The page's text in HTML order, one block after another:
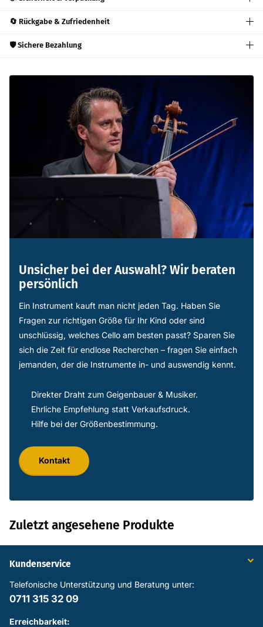
🔄 Rückgabe & Zufriedenheit
🛡️ Sichere Bezahlung
Unsicher bei der Auswahl? Wir beraten
persönlich
Ein Instrument kauft man nicht jeden Tag. Haben Sie
Fragen zur richtigen Größe für Ihr Kind oder sind
unschlüssig, welches Cello am besten passt? Sparen Sie
sich die Zeit für endlose Recherchen – fragen Sie einfach
jemanden, der die Instrumente in- und auswendig kennt.
Direkter Draht zum Geigenbauer & Musiker.
Ehrliche Empfehlung statt Verkaufsdruck.
Hilfe bei der Größenbestimmung.
Kontakt
Zuletzt angesehene Produkte
Kundenservice
Telefonische Unterstützung und Beratung unter:
0711 315 32 09
Erreichbarkeit: